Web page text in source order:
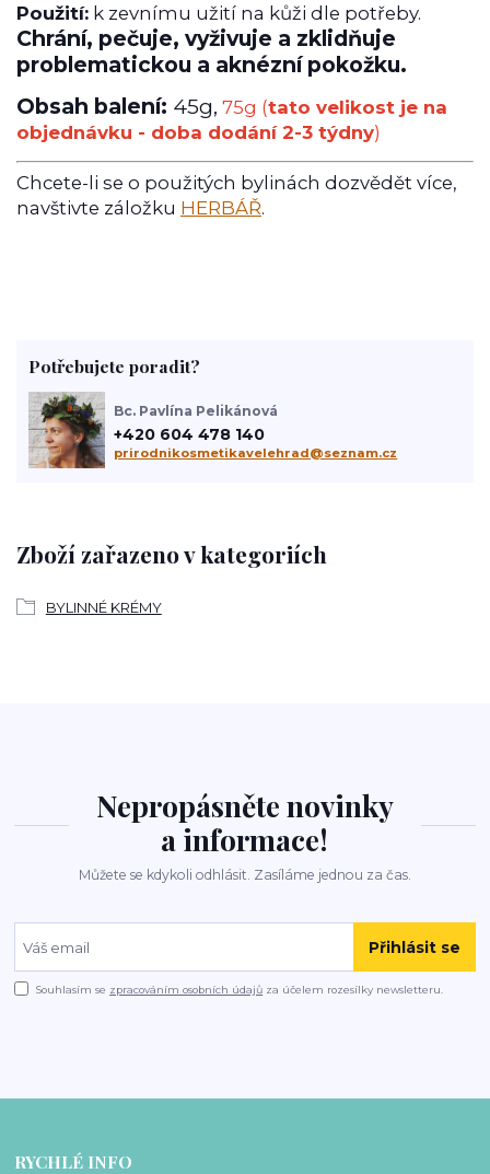
Použití: k zevnímu užití na kůži dle potřeby.
Chrání, pečuje, vyživuje a zklidňuje
problematickou a aknézní pokožku.
Obsah balení: 45g, 75g (tato velikost je na
objednávku - doba dodání 2-3 týdny)
Chcete-li se o použitých bylinách dozvědět více,
navštivte záložku HERBÁŘ.
Zboží zařazeno v kategoriích
BYLINNÉ KRÉMY
Potřebujete poradit?
Bc. Pavlína Pelikánová
+420 604 478 140
prirodnikosmetikavelehrad@seznam.cz
Nepropásněte novinky
a informace!
Můžete se kdykoli odhlásit. Zasíláme jednou za čas.
Přihlásit se
Souhlasím se zpracováním osobních údajů za účelem rozesílky newsletteru.
RYCHLÉ INFO